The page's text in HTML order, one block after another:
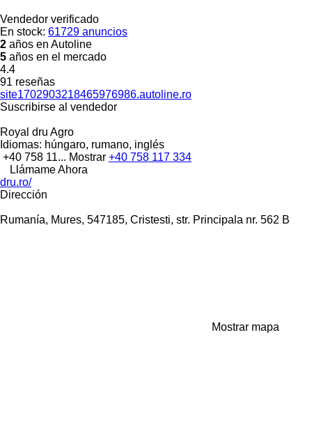
Vendedor verificado
En stock: 61729 anuncios
2 años en Autoline
5 años en el mercado
4.4
91 reseñas
site1702903218465976986.autoline.ro
Suscribirse al vendedor
Royal dru Agro
Idiomas: húngaro, rumano, inglés
+40 758 11... Mostrar +40 758 117 334
Llámame Ahora
dru.ro/
Dirección
Rumanía, Mures, 547185, Cristesti, str. Principala nr. 562 B
Mostrar mapa